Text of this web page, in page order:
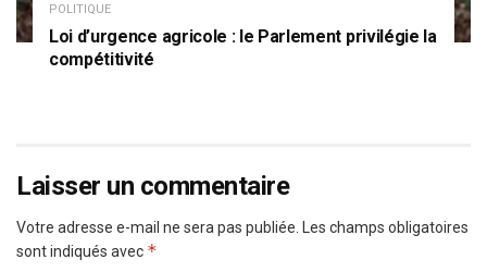
POLITIQUE
Loi d’urgence agricole : le Parlement privilégie la
compétitivité
Laisser un commentaire
Votre adresse e-mail ne sera pas publiée. Les champs obligatoires
sont indiqués avec *